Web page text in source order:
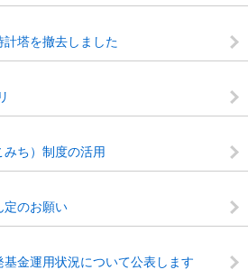
塔を撤去しました
ち）制度の活用
定のお願い
金運用状況について公表します